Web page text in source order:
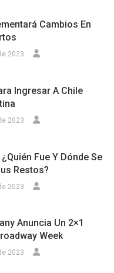
Cambios En
2023
Ingresar A Chile
2023
Fue Y Dónde Se
Restos?
2023
Anuncia Un 2×1
Week
2023